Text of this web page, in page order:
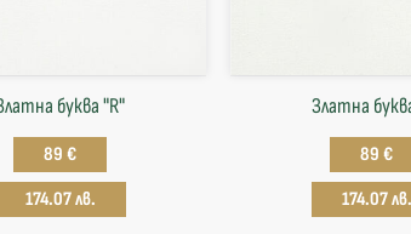
буква "R"
89 €
174.07 лв.
Златна
89 €
174.07 лв.